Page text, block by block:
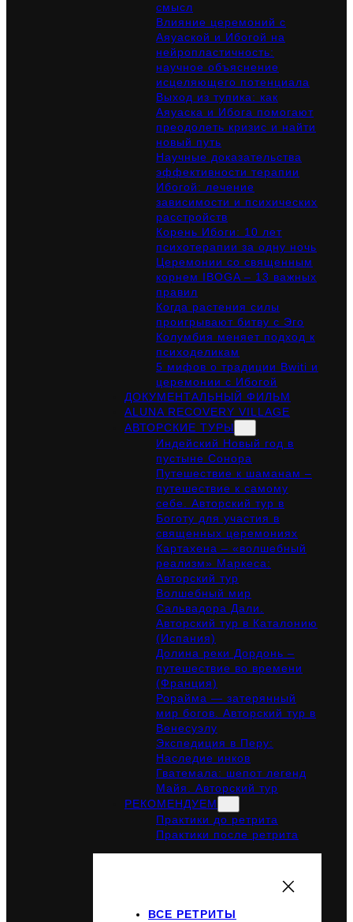
смысл
Влияние церемоний с
Аяуаской и Ибогой на
нейропластичность:
научное объяснение
исцеляющего потенциала
Выход из тупика: как
Аяуаска и Ибога помогают
преодолеть кризис и найти
новый путь
Научные доказательства
эффективности терапии
Ибогой: лечение
зависимости и психических
расстройств
Корень Ибоги: 10 лет
психотерапии за одну ночь
Церемонии со священным
корнем IBOGA – 13 важных
правил
Когда растения силы
проигрывают битву с Эго
Колумбия меняет подход к
психоделикам
5 мифов о традиции Bwiti и
церемонии с Ибогой
ДОКУМЕНТАЛЬНЫЙ ФИЛЬМ
ALUNA RECOVERY VILLAGE
АВТОРСКИЕ ТУРЫ
Индейский Новый год в
пустыне Сонора
Путешествие к шаманам –
путешествие к самому
себе. Авторский тур в
Боготу для участия в
священных церемониях
Картахена – «волшебный
реализм» Маркеса:
Авторский тур
Волшебный мир
Сальвадора Дали.
Авторский тур в Каталонию
(Испания)
Долина реки Дордонь –
путешествие во времени
(Франция)
Рорайма — затерянный
мир богов. Авторский тур в
Венесуэлу
Экспедиция в Перу:
Наследие инков
Гватемала: шепот легенд
Майя. Авторский тур
РЕКОМЕНДУЕМ
Практики до ретрита
Практики после ретрита
ВСЕ РЕТРИТЫ